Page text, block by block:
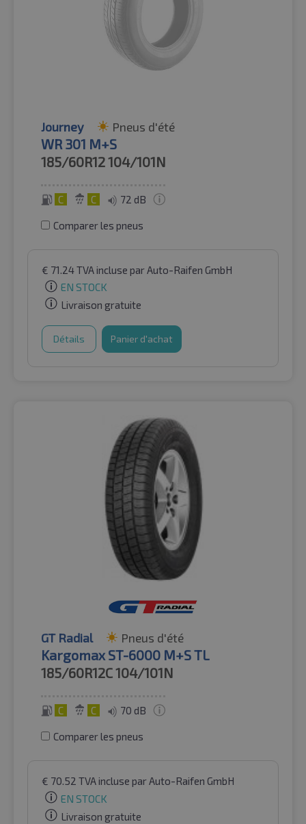
Journey Pneus d'été
WR 301 M+S
185/60R12104/101N
C C 72 dB
Comparer les pneus
€ 71.24TVA incluse par Auto-Raifen GmbH
EN STOCK
Livraison gratuite
Détails Panier d'achat
GT Radial Pneus d'été
Kargomax ST-6000 M+S TL
185/60R12C104/101N
C C 70 dB
Comparer les pneus
€ 70.52 TVA incluse par Auto-Raifen GmbH
EN STOCK
Livraison gratuite